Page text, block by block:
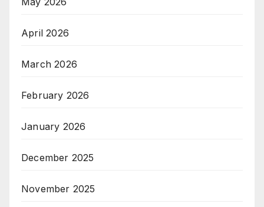
April 2026
March 2026
February 2026
January 2026
December 2025
November 2025